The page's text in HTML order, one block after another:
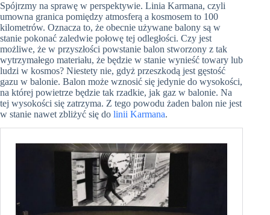
Spójrzmy na sprawę w perspektywie. Linia Karmana, czyli
umowna granica pomiędzy atmosferą a kosmosem to 100
kilometrów. Oznacza to, że obecnie używane balony są w
stanie pokonać zaledwie połowę tej odległości. Czy jest
możliwe, że w przyszłości powstanie balon stworzony z tak
wytrzymałego materiału, że będzie w stanie wynieść towary lub
ludzi w kosmos? Niestety nie, gdyż przeszkodą jest gęstość
gazu w balonie. Balon może wznosić się jedynie do wysokości,
na której powietrze będzie tak rzadkie, jak gaz w balonie. Na
tej wysokości się zatrzyma. Z tego powodu żaden balon nie jest
w stanie nawet zbliżyć się do linii Karmana.